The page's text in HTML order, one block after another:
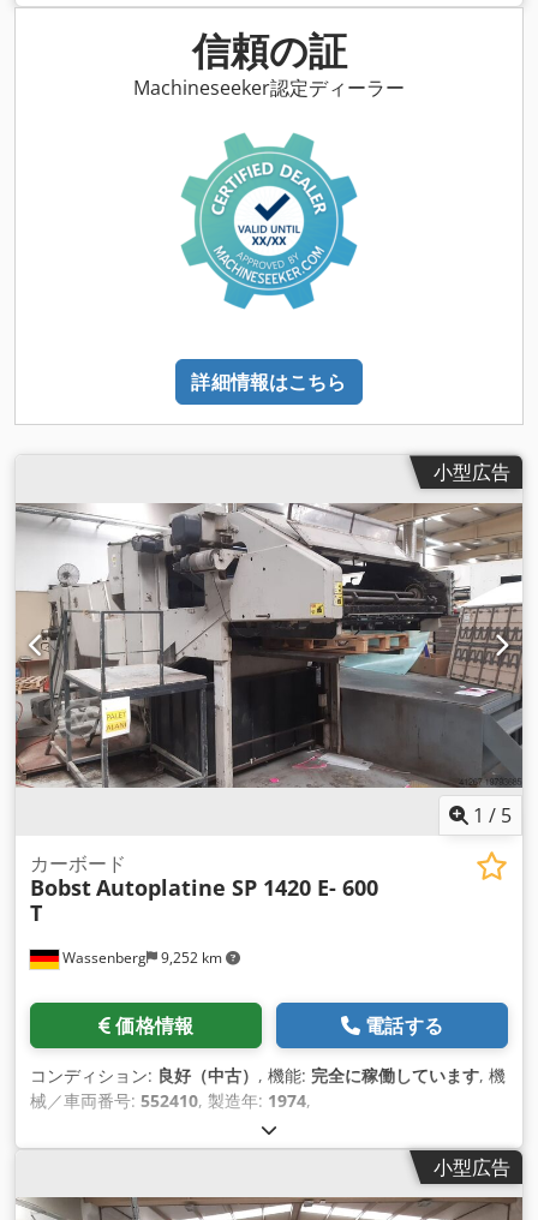
信頼の証
Machineseeker認定ディーラー
詳細情報はこちら
小型広告
1 / 5
Wassenberg 9,252 km
カーボード
BobstAutoplatine SP 1420 E- 600
T
価格情報 電話する
コンディション: 良好（中古） , 機能: 完全に稼働しています, 機
械／車両番号: 552410, 製造年: 1974,
小型広告